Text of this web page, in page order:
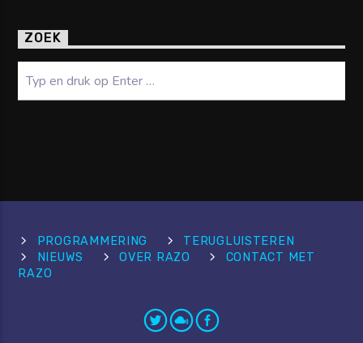
ZOEK
PROGRAMMERING
TERUGLUISTEREN
NIEUWS
OVER RAZO
CONTACT MET
RAZO